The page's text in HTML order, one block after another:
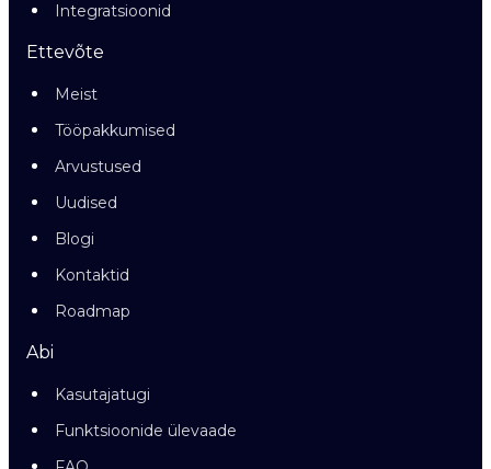
Integratsioonid
Ettevõte
Meist
Tööpakkumised
Arvustused
Uudised
Blogi
Kontaktid
Roadmap
Abi
Kasutajatugi
Funktsioonide ülevaade